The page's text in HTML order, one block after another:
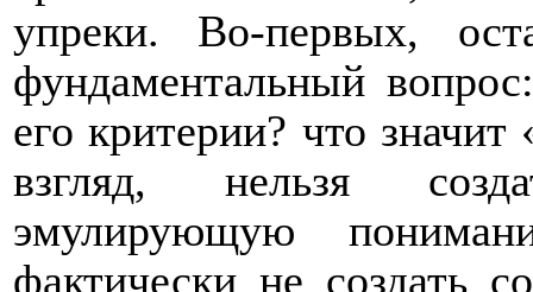
упреки.
Во-первых,
фундаментальный
его критерии? что
взгляд, нельзя
эмулирующую
фактически не создать